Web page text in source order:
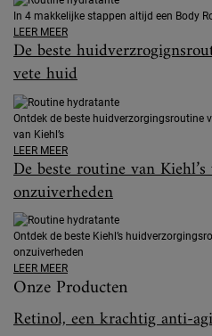
In 4 makkelijke stappen altijd een Body
LEER MEER
De beste
vete huid
Ontdek de beste huidverzorgingsroutine
van Kiehl’s
LEER MEER
De beste routine van
onzuiverheden
Ontdek de beste Kiehl’s
onzuiverheden
LEER MEER
Onze Producten
Retinol, een krachtig anti-